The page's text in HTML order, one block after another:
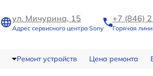
ул. Мичурина, 15
Адрес сервисного центра Sony
+7 (846)
Горячая
Ремонт устройств Цена ремонта